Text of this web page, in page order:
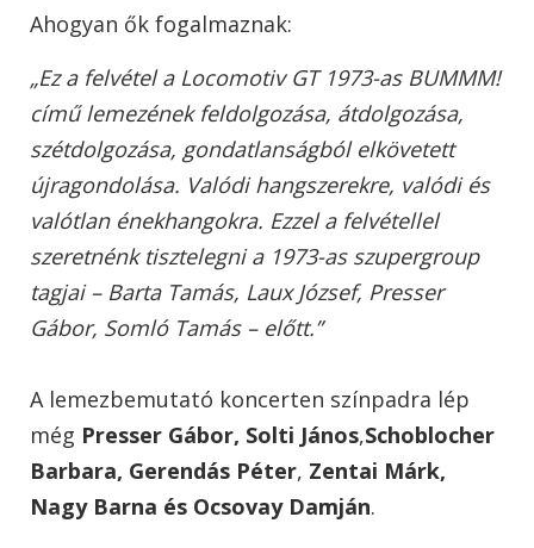
Ahogyan ők fogalmaznak:
„Ez a felvétel a Locomotiv GT 1973-as BUMMM!
című lemezének feldolgozása, átdolgozása,
szétdolgozása, gondatlanságból elkövetett
újragondolása. Valódi hangszerekre, valódi és
valótlan énekhangokra. Ezzel a felvétellel
szeretnénk tisztelegni a 1973-as szupergroup
tagjai – Barta Tamás, Laux József, Presser
Gábor, Somló Tamás – előtt.”
A lemezbemutató koncerten színpadra lép
még Presser Gábor, Solti János,Schoblocher
Barbara, Gerendás Péter, Zentai Márk,
Nagy Barna és Ocsovay Damján.